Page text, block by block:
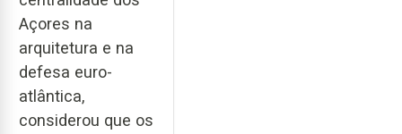
Açores na
arquitetura e na
defesa euro-
atlântica,
considerou que os